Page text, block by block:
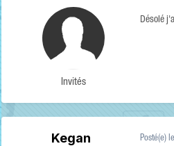
Invités
Désolé
Kegan Posté(e)